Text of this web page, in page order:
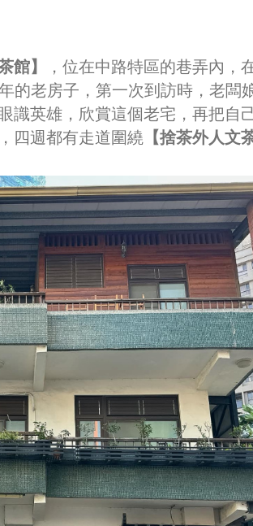
館】
，位在中路特區的巷弄內，
的老房子，第一次到訪時，老闆
識英雄，欣賞這個老宅，再把自
四週都有走道圍繞 【捨茶外人文